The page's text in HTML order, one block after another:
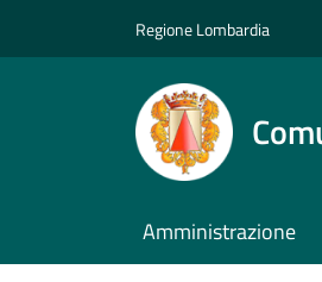
Regione Lombardia
Amministrazione